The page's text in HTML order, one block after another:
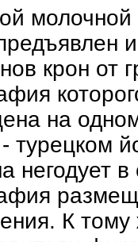
крон от
на
негодует в
К тому